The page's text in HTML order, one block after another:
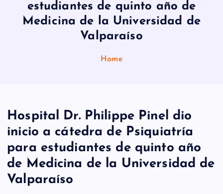
estudiantes de quinto año de
Medicina de la Universidad de
Valparaíso
Home
Hospital Dr. Philippe Pinel dio
inicio a cátedra de Psiquiatría
para estudiantes de quinto año
de Medicina de la Universidad de
Valparaíso